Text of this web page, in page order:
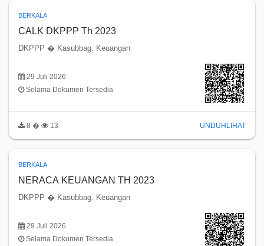
BERKALA
CALK DKPPP Th 2023
DKPPP � Kasubbag. Keuangan
29 Juli 2026
Selama Dokumen Tersedia
8 � 13 UNDUH LIHAT
BERKALA
NERACA KEUANGAN TH 2023
DKPPP � Kasubbag. Keuangan
29 Juli 2026
Selama Dokumen Tersedia